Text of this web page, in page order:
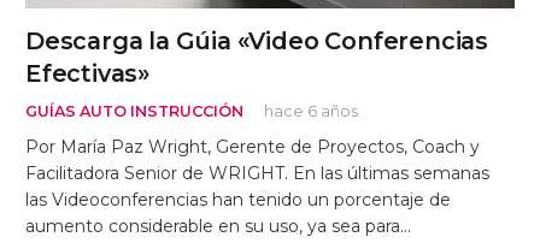
Descarga la Gúia «Video Conferencias
Efectivas»
GUÍAS AUTO INSTRUCCIÓN hace 6 años
Por María Paz Wright, Gerente de Proyectos, Coach y
Facilitadora Senior de WRIGHT. En las últimas semanas
las Videoconferencias han tenido un porcentaje de
aumento considerable en su uso, ya sea para…